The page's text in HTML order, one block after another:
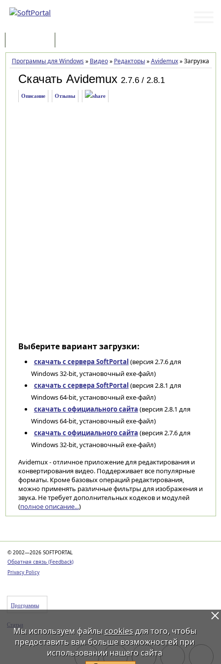
Программы для Windows » Видео» Редакторы»Avidemux»Загрузка
Скачать Avidemux 2.7.6 / 2.8.1
Описание Отзывы
Выберите вариант загрузки:
скачать с сервера SoftPortal (версия 2.7.6 для
Windows 32-bit, установочный exe-файл)
скачать с сервера SoftPortal (версия 2.8.1 для
Windows 64-bit, установочный exe-файл)
скачать с официального сайта (версия 2.8.1 для
Windows 64-bit, установочный exe-файл)
скачать с официального сайта (версия 2.7.6 для
Windows 32-bit, установочный exe-файл)
Avidemux - отличное приложение для редактирования и
конвертирования видео. Поддерживает все популярные
форматы. Кроме базовых операций редактирования,
можно применять различные фильтры для изображения и
звука. Не требует дополнительных кодеков и модулей
(полное описание...)
© 2002—2026 SOFTPORTAL
Обратная связь (Feedback)
Privacy Policy
Программы
Статьи
Мы используем файлы cookiesдля того, чтобы
предоставить вам больше возможностей при
использовании нашего сайта